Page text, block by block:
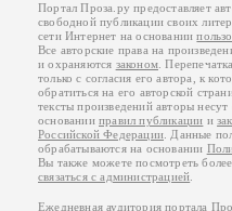
Портал Проза.ру предоставляет
свободной публикации своих
сети Интернет на основании
Все авторские права на
и охраняются законом .
только с согласия его автора, к
обратиться на его авторской
тексты произведений авторы несут
основанииправил публикации и
Российской Федерации . Данные
обрабатываются на основании
Вы также можете посмотреть
связаться с администрацией
Ежедневная аудитория портала